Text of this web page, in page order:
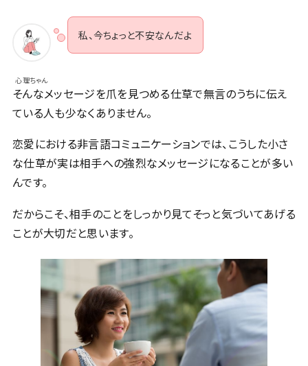
心理ちゃん
私、今ちょっと不安なんだよ
そんなメッセージを爪を見つめる仕草で無言のうちに伝え
ている人も少なくありません。
恋愛における非言語コミュニケーションでは、こうした小さ
な仕草が実は相手への強烈なメッセージになることが多い
んです。
だからこそ、相手のことをしっかり見てそっと気づいてあげる
ことが大切だと思います。